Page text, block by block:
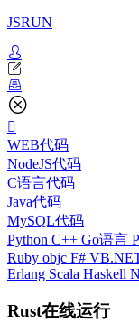
JSRUN
WEB代码
NodeJS代码
C语言代码
Java代码
MySQL代码
Python C++ Go语言
Ruby objc F#
Erlang Scala Haskell
Rust在线运行